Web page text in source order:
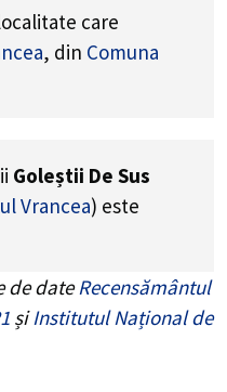
care
, din Comuna
Goleștii De Sus
Vrancea) este
de dateRecensământul
șiInstitutul Național de